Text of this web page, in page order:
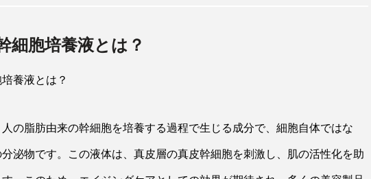
細胞培養液とは？
の脂肪由来の幹細胞を培養する過程で生じる成分で、細胞自体ではな
泌物です。この液体は、真皮層の真皮幹細胞を刺激し、肌の活性化を助